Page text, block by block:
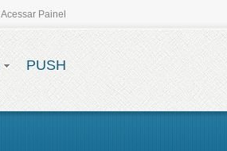
Acessar Painel
PUSH